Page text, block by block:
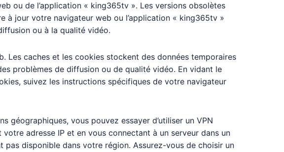
ou de l’application « king365tv ». Les versions obsolètes
à jour votre navigateur web ou l’application « king365tv »
ou à la qualité vidéo.
Les caches et les cookies stockent des données temporaires
problèmes de diffusion ou de qualité vidéo. En vidant le
suivez les instructions spécifiques de votre navigateur
vous pouvez essayer d’utiliser un VPN
adresse IP et en vous connectant à un serveur dans un
pas disponible dans votre région. Assurez-vous de choisir un